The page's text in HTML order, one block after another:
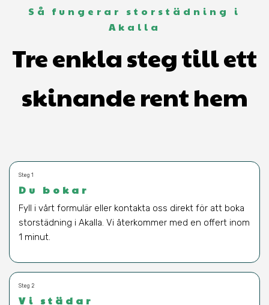
Så fungerar storstädning i
Akalla
Tre enkla steg till ett
skinande rent hem
Steg 1
Du bokar
Fyll i vårt formulär eller kontakta oss direkt för att boka
storstädning i Akalla. Vi återkommer med en offert inom
1 minut.
Steg 2
Vi städar